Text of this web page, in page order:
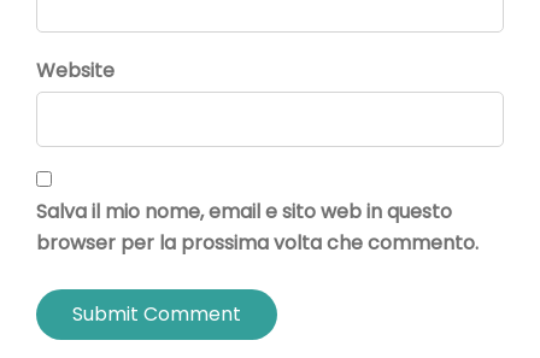
Website
Salva il mio nome, email e sito web in questo
browser per la prossima volta che commento.